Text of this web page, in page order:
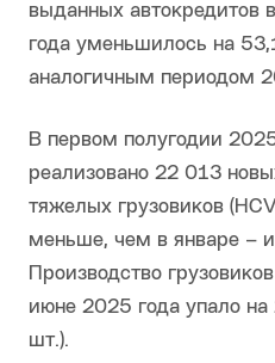
выданных автокредитов
года уменьшилось на
аналогичным периодом
В первом полугодии
реализовано 22 013
тяжелых грузовиков
меньше, чем в январе –
Производство
июне 2025 года упало
шт.).